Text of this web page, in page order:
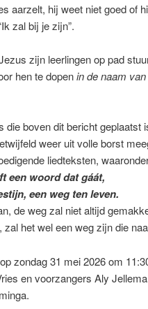
aarzelt, hij weet niet goed of
zal bij je zijn”.
zijn leerlingen op pad
hen te dopenin de naam
die boven dit bericht geplaatst
weer uit volle borst
liedteksten,
woord dat gáát,
een weg ten leven.
de weg zal niet altijd
het wel een weg zijn die
zondag 31 mei 2026 om
en voorzangers Aly